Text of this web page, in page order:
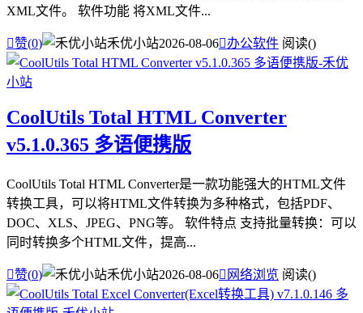
XML文件。 软件功能 将XML文件...
赞(0) 禾优小站2026-08-06办公软件 阅读()
CoolUtils Total HTML Converter
v5.1.0.365 多语便携版
CoolUtils Total HTML Converter是一款功能强大的HTML文件
转换工具，可以将HTML文件转换为多种格式，包括PDF、
DOC、XLS、JPEG、PNG等。 软件特点 支持批量转换：可以
同时转换多个HTML文件，提高...
赞(0) 禾优小站2026-08-06 网络浏览 阅读()